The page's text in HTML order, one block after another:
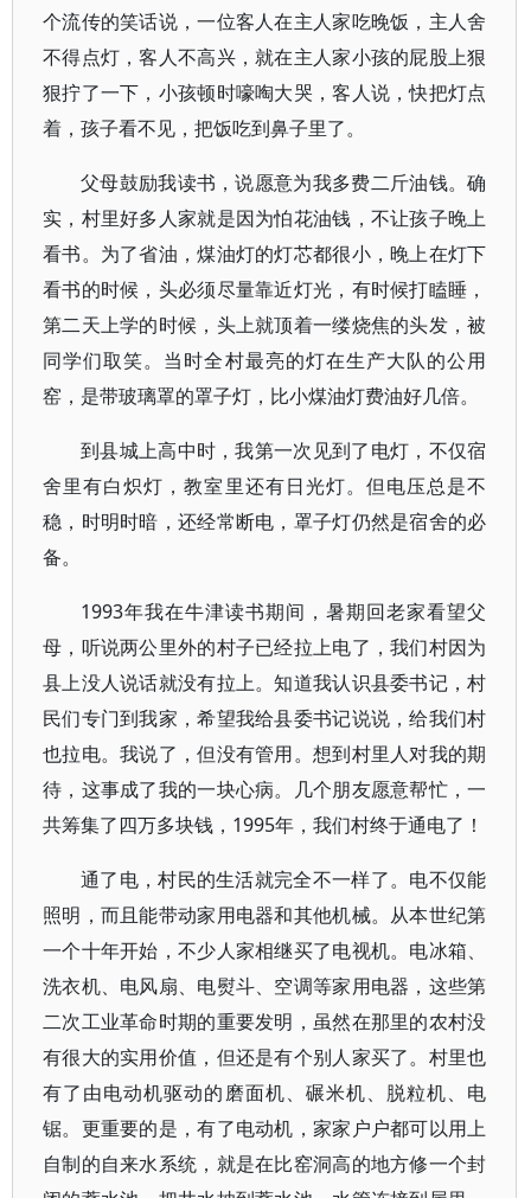
个流传的笑话说，一位客人在主人家吃晚饭，主人舍
不得点灯，客人不高兴，就在主人家小孩的屁股上狠
狠拧了一下，小孩顿时嚎啕大哭，客人说，快把灯点
着，孩子看不见，把饭吃到鼻子里了。
父母鼓励我读书，说愿意为我多费二斤油钱。确
实，村里好多人家就是因为怕花油钱，不让孩子晚上
看书。为了省油，煤油灯的灯芯都很小，晚上在灯下
看书的时候，头必须尽量靠近灯光，有时候打瞌睡，
第二天上学的时候，头上就顶着一缕烧焦的头发，被
同学们取笑。当时全村最亮的灯在生产大队的公用
窑，是带玻璃罩的罩子灯，比小煤油灯费油好几倍。
到县城上高中时，我第一次见到了电灯，不仅宿
舍里有白炽灯，教室里还有日光灯。但电压总是不
稳，时明时暗，还经常断电，罩子灯仍然是宿舍的必
备。
1993年我在牛津读书期间，暑期回老家看望父
母，听说两公里外的村子已经拉上电了，我们村因为
县上没人说话就没有拉上。知道我认识县委书记，村
民们专门到我家，希望我给县委书记说说，给我们村
也拉电。我说了，但没有管用。想到村里人对我的期
待，这事成了我的一块心病。几个朋友愿意帮忙，一
共筹集了四万多块钱，1995年，我们村终于通电了！
通了电，村民的生活就完全不一样了。电不仅能
照明，而且能带动家用电器和其他机械。从本世纪第
一个十年开始，不少人家相继买了电视机。电冰箱、
洗衣机、电风扇、电熨斗、空调等家用电器，这些第
二次工业革命时期的重要发明，虽然在那里的农村没
有很大的实用价值，但还是有个别人家买了。村里也
有了由电动机驱动的磨面机、碾米机、脱粒机、电
锯。更重要的是，有了电动机，家家户户都可以用上
自制的自来水系统，就是在比窑洞高的地方修一个封